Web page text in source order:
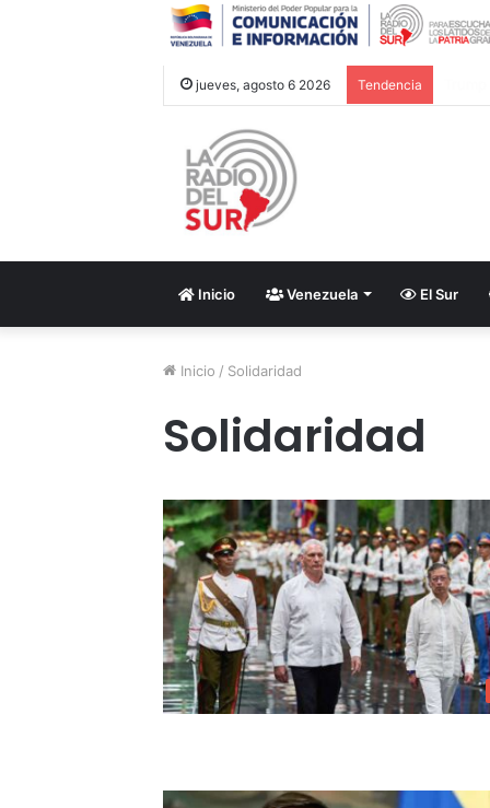
jueves, agosto 6 2026 Tendencia
Inicio Venezuela El Sur
Inicio / Solidaridad
Solidaridad